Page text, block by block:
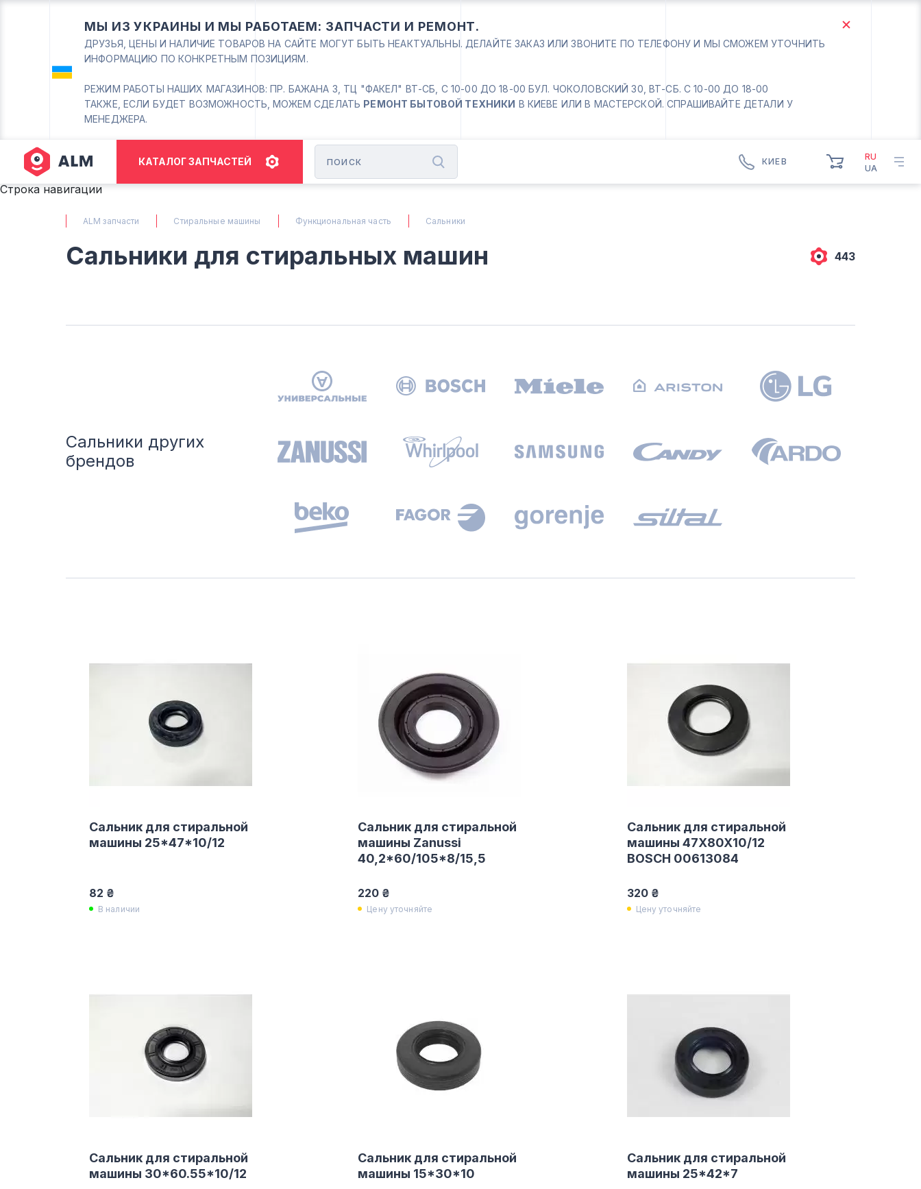
МЫ ИЗ УКРАИНЫ И МЫ РАБОТАЕМ: ЗАПЧАСТИ И РЕМОНТ.
ДРУЗЬЯ, ЦЕНЫ И НАЛИЧИЕ ТОВАРОВ НА САЙТЕ МОГУТ БЫТЬ НЕАКТУАЛЬНЫ. ДЕЛАЙТЕ ЗАКАЗ ИЛИ ЗВОНИТЕ ПО ТЕЛЕФОНУ И МЫ СМОЖЕМ УТОЧНИТЬ
ИНФОРМАЦИЮ ПО КОНКРЕТНЫМ ПОЗИЦИЯМ.
РЕЖИМ РАБОТЫ НАШИХ МАГАЗИНОВ: ПР. БАЖАНА 3, ТЦ "ФАКЕЛ" ВТ-СБ, С 10-00 ДО 18-00 БУЛ. ЧОКОЛОВСКИЙ 30, ВТ-СБ. С 10-00 ДО 18-00
ТАКЖЕ, ЕСЛИ БУДЕТ ВОЗМОЖНОСТЬ, МОЖЕМ СДЕЛАТЬ РЕМОНТ БЫТОВОЙ ТЕХНИКИ В КИЕВЕ ИЛИ В МАСТЕРСКОЙ. СПРАШИВАЙТЕ ДЕТАЛИ У
МЕНЕДЖЕРА.
КАТАЛОГ ЗАПЧАСТЕЙ КИЕВ
(098) 672 76 42
КАРТА
(063) 527 27 00
(044) 332 76 42
RU
UA
Строка навигации
ALM запчасти Стиральные машины Функциональная часть Сальники
Сальники для стиральных машин 443
Сальники других
брендов
Сальник для стиральной
машины 25*47*10/12
82 ₴
В наличии
Сальник для стиральной
машины Zanussi
40,2*60/105*8/15,5
220 ₴
Цену уточняйте
Сальник для стиральной
машины 47X80X10/12
BOSCH 00613084
320 ₴
Цену уточняйте
Сальник для стиральной
машины 30*60.55*10/12
Сальник для стиральной
машины 15*30*10
Сальник для стиральной
машины 25*42*7